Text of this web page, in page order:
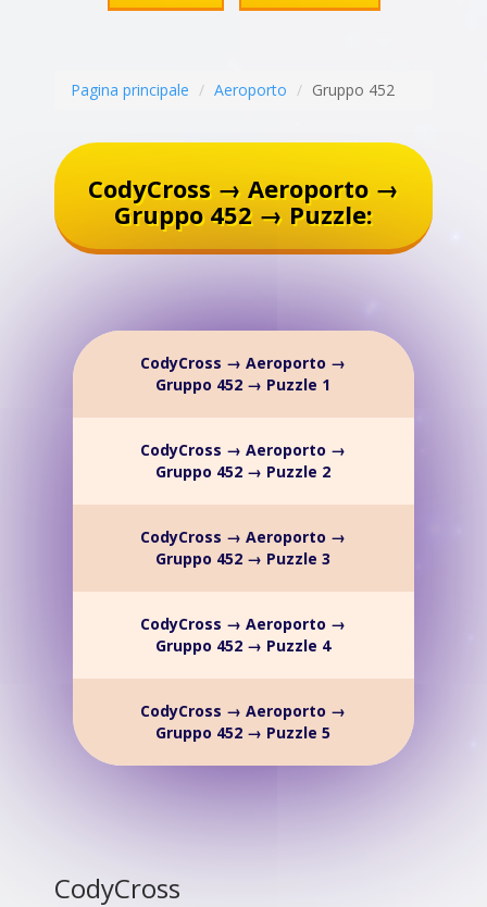
Pagina principale Aeroporto Gruppo 452
CodyCross → Aeroporto →
Gruppo 452 → Puzzle:
CodyCross → Aeroporto →
Gruppo 452 → Puzzle 1
CodyCross → Aeroporto →
Gruppo 452 → Puzzle 2
CodyCross → Aeroporto →
Gruppo 452 → Puzzle 3
CodyCross → Aeroporto →
Gruppo 452 → Puzzle 4
CodyCross → Aeroporto →
Gruppo 452 → Puzzle 5
CodyCross